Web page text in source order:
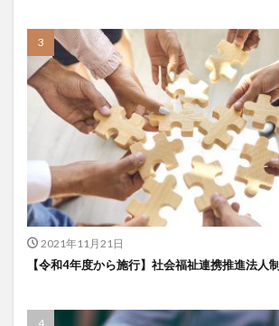
2021年11月21日
【令和4年度から施行】社会福祉連携推進法人